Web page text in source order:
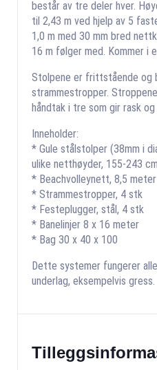
består av tre deler hver.
til 2,43 m ved hjelp av 5
1,0 m med 30 mm bred
16 m følger med. Kommer i
Stolpene er frittstående og
strammestropper.
håndtak i tre som gir rask og
Inneholder:
* Gule stålstolper (38mm i
ulike netthøyder, 155-243 cm
* Beachvolleynett, 8,5
* Strammestropper, 4 stk
* Festeplugger, stål, 4 stk
* Banelinjer 8 x 16 meter
* Bag 30 x 40 x 100
Dette systemer fungerer
underlag, eksempelvis gress.